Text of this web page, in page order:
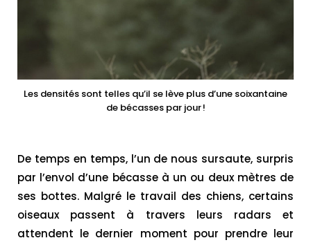
Les densités sont telles qu’il se lève plus d’une soixantaine
de bécasses par jour !
De temps en temps, l’un de nous sursaute, surpris
par l’envol d’une bécasse à un ou deux mètres de
ses bottes. Malgré le travail des chiens, certains
oiseaux passent à travers leurs radars et
attendent le dernier moment pour prendre leur